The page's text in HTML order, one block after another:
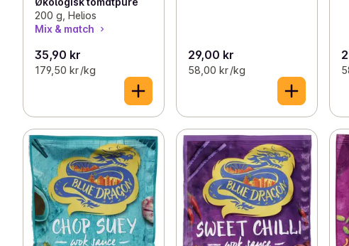
200 g, Helios
Mix & match
35,90 kr
179,50 kr /kg
29,00 kr
58,00 kr /kg